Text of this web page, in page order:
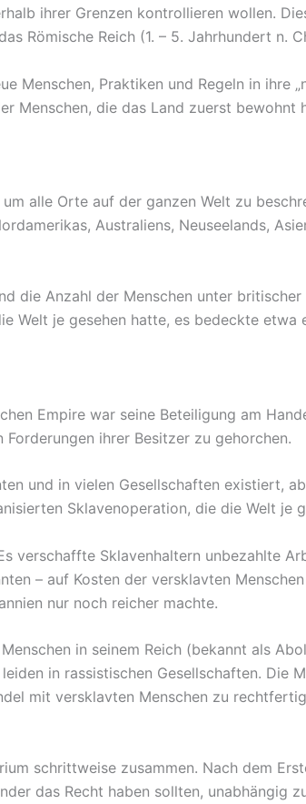
ihrer Grenzen kontrollieren wollen.
Römische Reich (1. – 5. Jahrhundert n.
Menschen, Praktiken und Regeln in ihre
Menschen, die das Land zuerst bewohnt
alle Orte auf der ganzen Welt zu
Australiens, Neuseelands,
die Anzahl der Menschen unter
Welt je gesehen hatte, es bedeckte
Empire war seine Beteiligung am
ihrer Besitzer zu gehorchen.
und in vielen Gesellschaften existiert,
Sklavenoperation, die die Welt je
verschaffte Sklavenhaltern unbezahlte
– auf Kosten der versklavten
nur noch reicher machte.
in seinem Reich (bekannt als
in rassistischen Gesellschaften. Die
mit versklavten Menschen zu
schrittweise zusammen. Nach dem
das Recht haben sollten, unabhängig